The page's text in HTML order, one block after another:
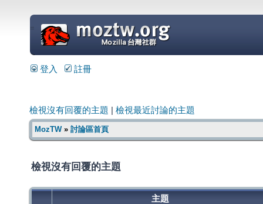
=
登入 註冊
檢視沒有回覆的主題 檢視最近討論的主題
MozTW» 討論區首頁
檢視沒有回覆的主題
主題